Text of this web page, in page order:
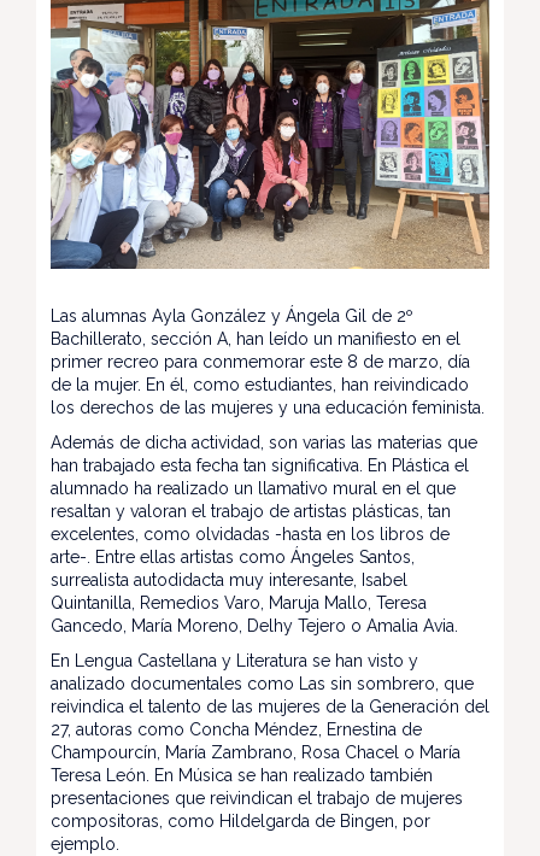
Las alumnas Ayla González y Ángela Gil de 2º
Bachillerato, sección A, han leído un manifiesto en el
primer recreo para conmemorar este 8 de marzo, día
de la mujer. En él, como estudiantes, han reivindicado
los derechos de las mujeres y una educación feminista.
Además de dicha actividad, son varias las materias que
han trabajado esta fecha tan significativa. En Plástica el
alumnado ha realizado un llamativo mural en el que
resaltan y valoran el trabajo de artistas plásticas, tan
excelentes, como olvidadas -hasta en los libros de
arte-. Entre ellas artistas como Ángeles Santos,
surrealista autodidacta muy interesante, Isabel
Quintanilla, Remedios Varo, Maruja Mallo, Teresa
Gancedo, María Moreno, Delhy Tejero o Amalia Avia.
En Lengua Castellana y Literatura se han visto y
analizado documentales como Las sin sombrero, que
reivindica el talento de las mujeres de la Generación del
27, autoras como Concha Méndez, Ernestina de
Champourcín, María Zambrano, Rosa Chacel o María
Teresa León. En Música se han realizado también
presentaciones que reivindican el trabajo de mujeres
compositoras, como Hildelgarda de Bingen, por
ejemplo.